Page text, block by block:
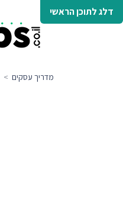
דלג לתוכן הראשי
מדריך עסקים >